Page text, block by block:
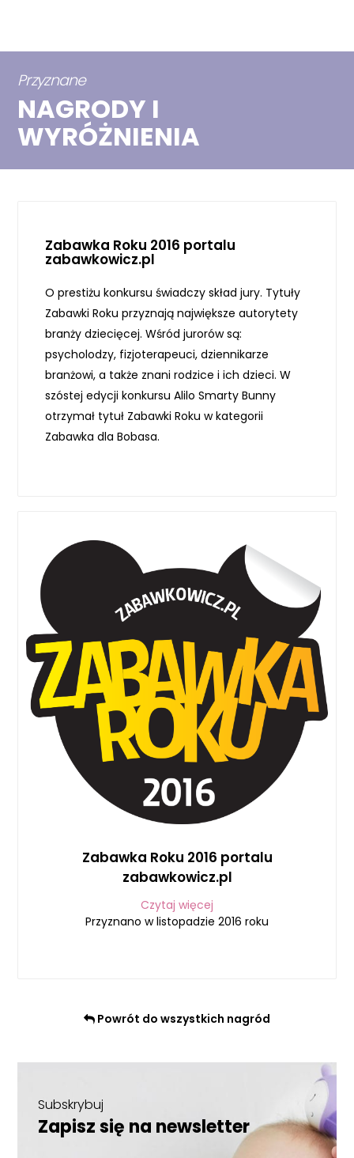
Przyznane
NAGRODY I
WYRÓŻNIENIA
Zabawka Roku 2016 portalu
zabawkowicz.pl
O prestiżu konkursu świadczy skład jury. Tytuły
Zabawki Roku przyznają największe autorytety
branży dziecięcej. Wśród jurorów są:
psycholodzy, fizjoterapeuci, dziennikarze
branżowi, a także znani rodzice i ich dzieci. W
szóstej edycji konkursu Alilo Smarty Bunny
otrzymał tytuł Zabawki Roku w kategorii
Zabawka dla Bobasa.
Zabawka Roku 2016 portalu
zabawkowicz.pl
Czytaj więcej
Przyznano w listopadzie 2016 roku
Powrót do wszystkich nagród
Subskrybuj
Zapisz się na newsletter